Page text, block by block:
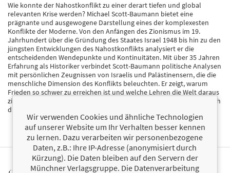
Wie konnte der Nahostkonflikt zu einer derart tiefen und global
relevanten Krise werden? Michael Scott-Baumann bietet eine
prägnante und ausgewogene Darstellung eines der komplexesten
Konflikte der Moderne. Von den Anfängen des Zionismus im 19.
Jahrhundert über die Gründung des Staates Israel 1948 bis hin zu den
jüngsten Entwicklungen des Nahostkonflikts analysiert er die
entscheidenden Wendepunkte und Kontinuitäten. Mit über 35 Jahren
Erfahrung als Historiker verbindet Scott-Baumann politische Analysen
mit persönlichen Zeugnissen von Israelis und Palästinensern, die die
menschliche Dimension des Konflikts beleuchten. Er zeigt, warum
Frieden so schwer zu erreichen ist und welche Lehren die Welt daraus
ziehen kann. Eine unverzichtbare Einführung in ein Thema, das täglich
die Schlagzeilen bestimmt.
Wir verwenden Cookies und ähnliche Technologien
auf unserer Website um Ihr Verhalten besser kennen
zu lernen. Dazu verarbeiten wir personenbezogene
Daten, z.B.: Ihre IP-Adresse (anonymisiert durch
Kürzung). Die Daten bleiben auf den Servern der
Münchner Verlagsgruppe. Die Datenverarbeitung